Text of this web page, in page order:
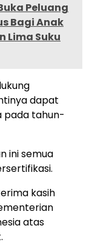
Peluang
Bagi Anak
Lima Suku
dapat
pada tahun-
ini semua
kasih
atas